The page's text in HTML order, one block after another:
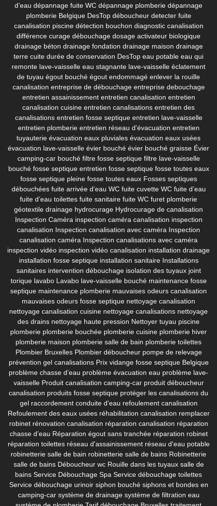
d’eau dépannage fuite WC dépannage plomberie dépannage
plomberie Belgique DesTop déboucheur detecter fuite
canalisation piscine détection bouchon diagnostic canalisation
différence curage débouchage dosage activateur biologique
drainage béton drainage fondation drainage maison drainage
terre cuite durée de conservation DesTop eau potable eau qui
remonte lave-vaisselle eau stagnante lave-vaisselle éclatement
de tuyau égout bouché égout endommagé enlever la rouille
canalisation entreprise de débouchage entreprise debouchage
entretien assainissement entretien canalisation entretien
canalisation cuisine entretien canalisations entretien des
canalisations entretien fosse septique entretien lave-vaisselle
entretien plomberie entretien réseau d'évacuation entretien
tuyauterie évacuation eaux pluviales évacuation eaux usées
évacuation lave-vaisselle évier bouché évier bouché graisse Évier
camping-car bouché filtre fosse septique filtre lave-vaisselle
bouché fosse septique entretien fosse septique fosse toutes eaux
fosse septique pleine fosse toutes eaux Fosses septiques
débouchées fuite arrivée d’eau WC fuite cuvette WC fuite d’eau
fuite d’eau toilettes fuite sanitaire fuite WC furet plomberie
géotextile drainage hydrocurage Hydrocurage de canalisation
Inspection Caméra inspection caméra canalisation inspection
canalisation Inspection canalisation avec caméra Inspection
canalisation caméra Inspection canalisations avec caméra
inspection vidéo inspection vidéo canalisation installation drainage
installation fosse septique installation sanitaire Installations
sanitaires intervention débouchage isolation des tuyaux joint
torique lavabo Lavabo lave-vaisselle bouché maintenance fosse
septique maintenance plomberie mauvaises odeurs canalisation
mauvaises odeurs fosse septique nettoyage canalisation
nettoyage canalisation cuisine nettoyage canalisations nettoyage
des drains nettoyage haute pression Nettoyer tuyau piscine
plomberie plomberie bouchée plomberie cuisine plomberie hiver
plomberie maison plomberie salle de bain plomberie toilettes
Plombier Bruxelles Plombier déboucheur pompe de relevage
prévention gel canalisations Prix vidange fosse septique Belgique
problème chasse d’eau problème évacuation eau problème lave-
vaisselle Produit canalisation camping-car produit déboucheur
canalisation produits fosse septique protéger les canalisations du
gel raccordement conduite d'eau refoulement canalisation
Refoulement des eaux usées réhabilitation canalisation remplacer
robinet rénovation canalisation réparation canalisation réparation
chasse d’eau Réparation égout sans tranchée réparation robinet
réparation toilettes réseau d'assainissement réseau d'eau potable
robinetterie salle de bain robinetterie salle de bains Robinetterie
salle de bains Déboucheur wc Rouille dans les tuyaux salle de
bains Service Débouchage Spa Service débouchage toilettes
Service débouchage urinoir siphon bouché siphons et bondes en
camping-car système de drainage système de filtration eau